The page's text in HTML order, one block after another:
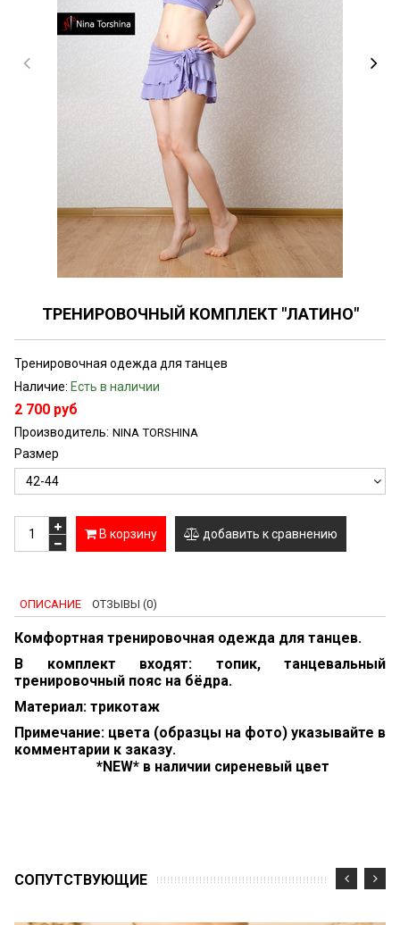
ТРЕНИРОВОЧНЫЙ КОМПЛЕКТ "ЛАТИНО"
Тренировочная одежда для танцев
Наличие: Есть в наличии
2 700 руб
Производитель: NINA TORSHINA
Размер
В корзину добавить к сравнению
ОПИСАНИЕ ОТЗЫВЫ (0)
Комфортная тренировочная одежда для танцев.
В комплект входят: топик, танцевальный
тренировочный пояс на бёдра.
Материал: трикотаж
Примечание: цвета (образцы на фото) указывайте в
комментарии к заказу.
*NEW* в наличии сиреневый цвет
CОПУТСТВУЮЩИЕ